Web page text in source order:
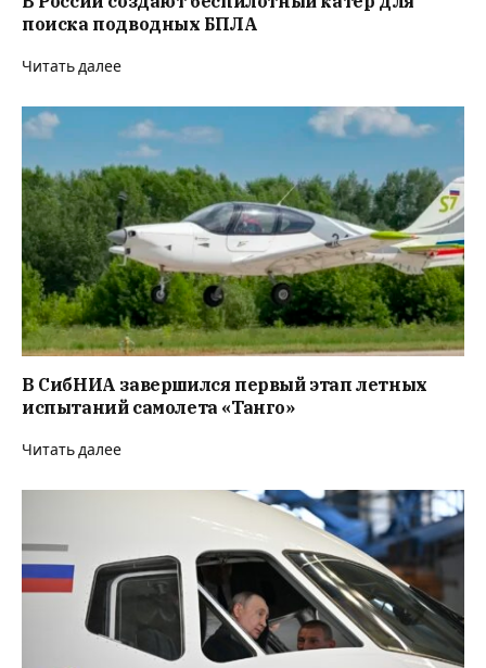
поиска подводных БПЛА
Читать далее
В СибНИА завершился первый этап летных
испытаний самолета «Танго»
Читать далее